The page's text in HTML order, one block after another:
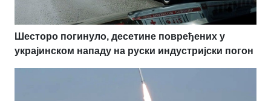
Шесторо погинуло, десетине повређених у
украјинском нападу на руски индустријски погон